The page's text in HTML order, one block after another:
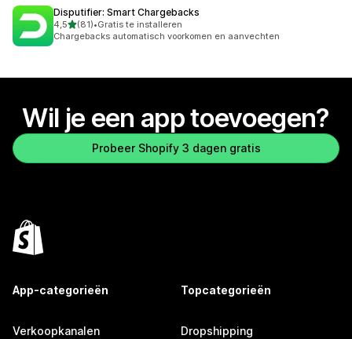
Disputifier: Smart Chargebacks
4,5van 5 sterren
(81)
81 recensies in totaal
•Gratis te installeren
Chargebacks automatisch voorkomen en aanvechten
Wil je een app toevoegen?
Probeer Shopify 3 dagen gratis
App-categorieën
Verkoopkanalen
Topcategorieën
Dropshipping